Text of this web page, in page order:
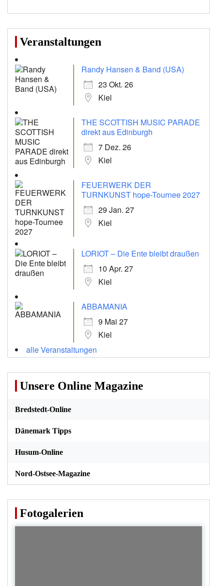
Veranstaltungen
Randy Hansen & Band (USA)
23 Okt. 26
Kiel
THE SCOTTISH MUSIC PARADE
direkt aus Edinburgh
7 Dez. 26
Kiel
FEUERWERK DER
TURNKUNST hope-Tournee 2027
29 Jan. 27
Kiel
LORIOT – Die Ente bleibt draußen
10 Apr. 27
Kiel
ABBAMANIA
9 Mai 27
Kiel
alle Veranstaltungen
Unsere Online Magazine
Bredstedt-Online
Dänemark Tipps
Husum-Online
Nord-Ostsee-Magazine
Fotogalerien